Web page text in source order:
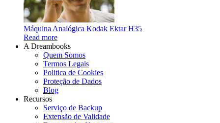
Máquina Analógica Kodak Ektar H35
Read more
A Dreambooks
Quem Somos
Termos Legais
Politica de Cookies
Proteção de Dados
Blog
Recursos
Serviço de Backup
Extensão de Validade